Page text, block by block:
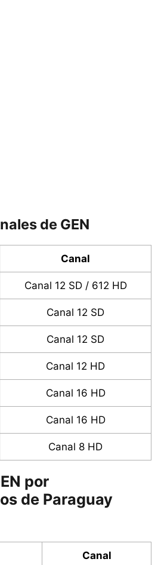
de GEN
Canal
Canal 12 SD / 612 HD
Canal 12 SD
Canal 12 SD
Canal 12 HD
Canal 16 HD
Canal 16 HD
Canal 8 HD
por
de Paraguay
Canal